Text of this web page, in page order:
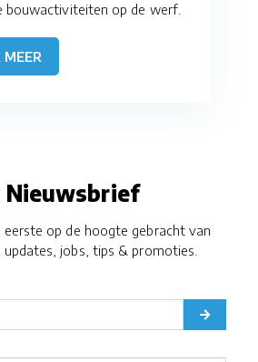
bouwactiviteiten op de werf.
Nieuwsbrief
op de hoogte gebracht van
jobs, tips & promoties.